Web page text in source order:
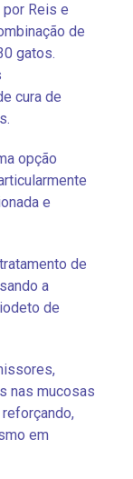
Reis e
de
gatos.
cura de
opção
e
de
a
de
nas mucosas
em